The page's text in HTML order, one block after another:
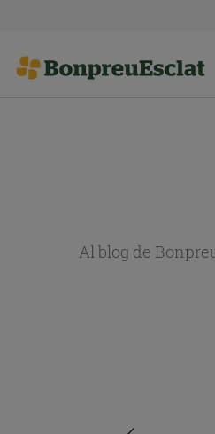
Al blog de